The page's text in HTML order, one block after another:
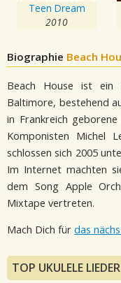
Teen Dream
2010
Biographie Beach
Beach House ist ein
Baltimore, bestehend
in Frankreich
Komponisten Michel
schlossen sich 2005
Im Internet machten
dem Song Apple
Mixtape vertreten.
Mach Dich für das
TOP UKULELE